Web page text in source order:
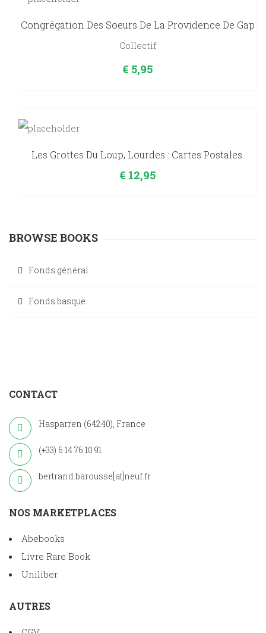
Congrégation Des Soeurs De La Providence De Gap
Collectif
€ 5,95
Les Grottes Du Loup, Lourdes : Cartes Postales.
€ 12,95
BROWSE BOOKS
Fonds général
Fonds basque
CONTACT
Hasparren (64240), France
(+33) 6 14 76 10 91
bertrand.barousse[at]neuf.fr
NOS MARKETPLACES
Abebooks
Livre Rare Book
Uniliber
AUTRES